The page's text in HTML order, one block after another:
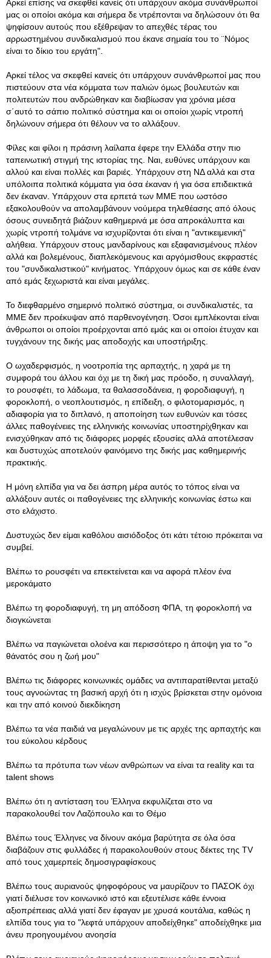
Αρκεί επίσης να σκεφθεί κανείς ότι υπάρχουν ακόμα συνάνθρωποί
μας οι οποίοι ακόμα και σήμερα δε ντρέπονται να δηλώσουν ότι θα
ψηφίσουν αυτούς που εξέθρεψαν το απεχθές τέρας του
αρρωστημένου συνδικαλισμού που έκανε σημαία του το ¨Νόμος
είναι το δίκιο του εργάτη".
Αρκεί τέλος να σκεφθεί κανείς ότι υπάρχουν συνάνθρωποί μας που
πιστεύουν στα νέα κόμματα των παλιών όμως βουλευτών και
πολιτευτών που ανδρώθηκαν και διαβίωσαν για χρόνια μέσα
σ΄αυτό το σάπιο πολιτικό σύστημα και οι οποίοι χωρίς ντροπή
δηλώνουν σήμερα ότι θέλουν να το αλλάξουν.
Φίλες και φίλοι η πράσινη λαίλαπα έφερε την Ελλάδα στην πιο
ταπεινωτική στιγμή της ιστορίας της. Ναι, ευθύνες υπάρχουν και
αλλού και είναι πολλές και βαριές. Υπάρχουν στη ΝΔ αλλά και στα
υπόλοιπα πολιτικά κόμματα για όσα έκαναν ή για όσα επιδεικτικά
δεν έκαναν. Υπάρχουν στα ερπετά των ΜΜΕ που ωστόσο
εξακολουθούν να απολαμβάνουν νούμερα τηλεθέασης από όλους
όσους συνειδητά βιάζουν καθημερινά με όσα απροκάλυπτα και
χωρίς ντροπή τολμάνε να ισχυρίζονται ότι είναι η "αντικειμενική"
αλήθεια. Υπάρχουν στους μανδαρίνους και εξαφανισμένους πλέον
αλλά και βολεμένους, διαπλεκόμενους και αργόμισθους εκφραστές
του "συνδικαλιστικού" κινήματος. Υπάρχουν όμως και σε κάθε έναν
από εμάς ξεχωριστά και είναι μεγάλες.
Το διεφθαρμένο σημερινό πολιτικό σύστημα, οι συνδικαλιστές, τα
ΜΜΕ δεν προέκυψαν από παρθενογένηση. Όσοι εμπλέκονται είναι
άνθρωποι οι οποίοι προέρχονται από εμάς και οι οποίοι έτυχαν και
τυγχάνουν της δικής μας αποδοχής και υποστήριξης.
Ο ωχαδερφισμός, η νοοτροπία της αρπαχτής, η χαρά με τη
συμφορά του άλλου και όχι με τη δική μας πρόοδο, η συναλλαγή,
το ρουσφέτι, το λάδωμα, τα θαλασσοδάνεια, η φοροδιαφυγή, η
φοροκλοπή, ο νεοπλουτισμός, η επίδειξη, ο φιλοτομαρισμός, η
αδιαφορία για το διπλανό, η αποποίηση των ευθυνών και τόσες
άλλες παθογένειες της ελληνικής κοινωνίας υποστηρίχθηκαν και
ενισχύθηκαν από τις διάφορες μορφές εξουσίες αλλά αποτέλεσαν
και δυστυχώς αποτελούν φαινόμενο της δικής μας καθημερινής
πρακτικής.
Η μόνη ελπίδα για να δει άσπρη μέρα αυτός το τόπος είναι να
αλλάξουν αυτές οι παθογένειες της ελληνικής κοινωνίας έστω και
στο ελάχιστο.
Δυστυχώς δεν είμαι καθόλου αισιόδοξος ότι κάτι τέτοιο πρόκειται να
συμβεί.
Βλέπω το ρουσφέτι να επεκτείνεται και να αφορά πλέον ένα
μεροκάματο
Βλέπω τη φοροδιαφυγή, τη μη απόδοση ΦΠΑ, τη φοροκλοπή να
διογκώνεται
Βλέπω να παγιώνεται ολοένα και περισσότερο η άποψη για το "ο
θάνατός σου η ζωή μου"
Βλέπω τις διάφορες κοινωνικές ομάδες να αντιπαρατίθενται μεταξύ
τους αγνοώντας τη βασική αρχή ότι η ισχύς βρίσκεται στην ομόνοια
και την από κοινού διεκδίκηση
Βλέπω τα νέα παιδιά να μεγαλώνουν με τις αρχές της αρπαχτής και
του εύκολου κέρδους
Βλέπω τα πρότυπα των νέων ανθρώπων να είναι τα reality και τα
talent shows
Βλέπω ότι η αντίσταση του Έλληνα εκφυλίζεται στο να
παρακολουθεί τον Λαζόπουλο και το Θέμο
Βλέπω τους Έλληνες να δίνουν ακόμα βαρύτητα σε όλα όσα
διαβάζουν στις φυλλάδες ή παρακολουθούν στους δέκτες της TV
από τους χαμερπείς δημοσιγραφίσκους
Βλέπω τους αυριανούς ψηφοφόρους να μαυρίζουν το ΠΑΣΟΚ όχι
γιατί διέλυσε τον κοινωνικό ιστό και εξευτέλισε κάθε έννοια
αξιοπρέπειας αλλά γιατί δεν έφαγαν με χρυσά κουτάλια, καθώς η
ελπίδα τους για το "λεφτά υπάρχουν αποδείχθηκε" αποδείχθηκε μια
άνευ προηγουμένου ανοησία